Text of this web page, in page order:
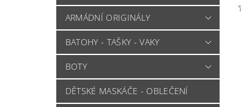
ARMÁDNÍ ORIGINÁLY
BATOHY - TAŠKY - VAKY
BOTY
DĚTSKÉ MASKÁČE - OBLEČENÍ